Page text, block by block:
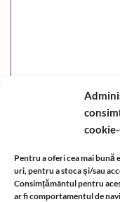
Pentru a oferi cea mai
uri, pentru a stoca și/sau
Consimțământul pentru
ar fi comportamentul de